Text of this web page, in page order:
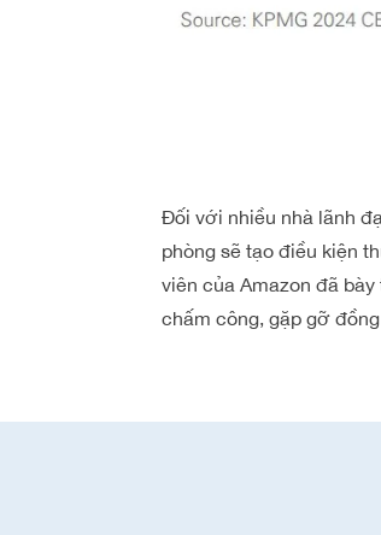
Đối với nhiều nhà lãnh
phòng sẽ tạo điều kiện
viên của Amazon đã
chấm công, gặp gỡ